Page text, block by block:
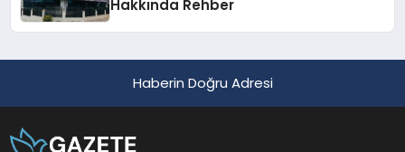
Hakkında Rehber
Haberin Doğru Adresi